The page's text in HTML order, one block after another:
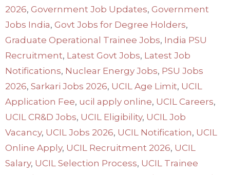
2026, Government Job Updates, Government
Jobs India, Govt Jobs for Degree Holders,
Graduate Operational Trainee Jobs, India PSU
Recruitment, Latest Govt Jobs, Latest Job
Notifications, Nuclear Energy Jobs, PSU Jobs
2026, Sarkari Jobs 2026, UCIL Age Limit, UCIL
Application Fee, ucil apply online, UCIL Careers,
UCIL CR&D Jobs, UCIL Eligibility, UCIL Job
Vacancy, UCIL Jobs 2026, UCIL Notification, UCIL
Online Apply, UCIL Recruitment 2026, UCIL
Salary, UCIL Selection Process, UCIL Trainee